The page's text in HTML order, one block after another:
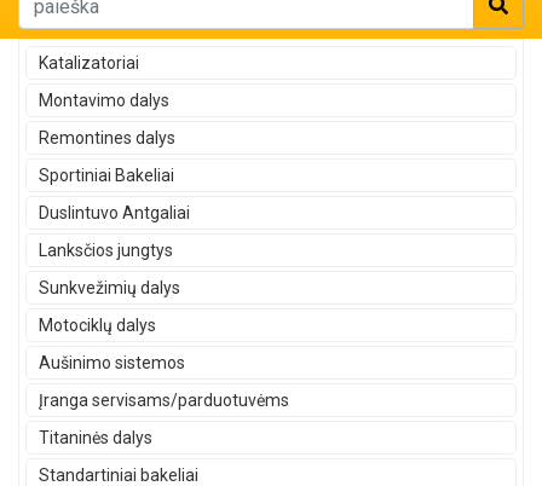
Katalizatoriai
Montavimo dalys
Remontines dalys
Sportiniai Bakeliai
Duslintuvo Antgaliai
Lanksčios jungtys
Sunkvežimių dalys
Motociklų dalys
Aušinimo sistemos
Įranga servisams/parduotuvėms
Titaninės dalys
Standartiniai bakeliai